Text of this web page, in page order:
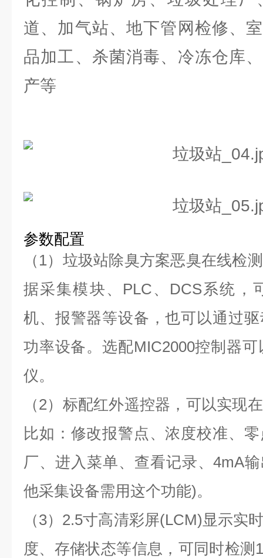
道、加气站、地下管网检修、
品加工、杀菌消毒、冷冻仓库
产等
参数配置
（1）垃圾站除臭方案恶臭在线检
据采集模块、PLC、DCS系统，
机、报警器等设备，也可以通过
功率设备。选配MIC2000控制器
仪。
（2）标配红外遥控器，可以实现
比如：修改报警点、浓度校准、
厂、进入菜单、查看记录、4mA
他采集设备需用这个功能)。
（3）2.5寸高清彩屏(LCM)显示实
度、存储状态等信息，可同时检